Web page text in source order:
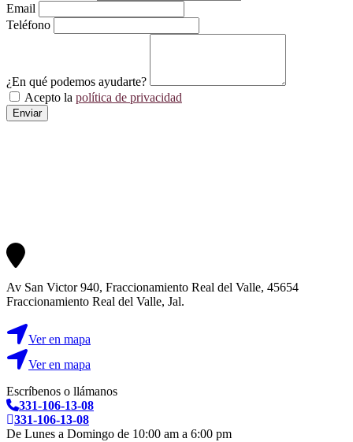
Email
Teléfono
¿En qué podemos ayudarte?
Acepto la política de privacidad
Av San Victor 940, Fraccionamiento Real del Valle, 45654
Fraccionamiento Real del Valle, Jal.
Ver en mapa
Ver en mapa
Escríbenos o llámanos
331-106-13-08
331-106-13-08
De Lunes a Domingo de 10:00 am a 6:00 pm